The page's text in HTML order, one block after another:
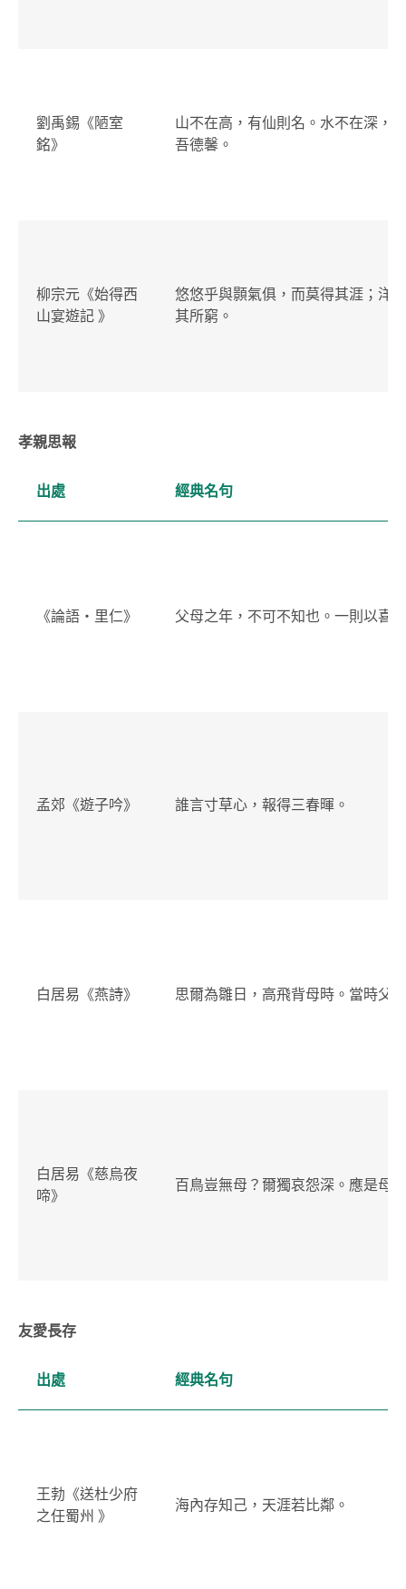
劉禹錫《陋室
銘》
山不在高，有仙則名。水不在深，
吾德馨。
柳宗元《始得西
山宴遊記 》
悠悠乎與顥氣俱，而莫得其涯；洋
其所窮。
孝親思報
出處 經典名句
《論語・里仁》 父母之年，不可不知也。一則以喜
孟郊《遊子吟》 誰言寸草心，報得三春暉。
白居易《燕詩》 思爾為雛日，高飛背母時。當時父
白居易《慈烏夜
啼》
百鳥豈無母？爾獨哀怨深。應是母
友愛長存
出處 經典名句
王勃《送杜少府
之任蜀州 》
海內存知己，天涯若比鄰。